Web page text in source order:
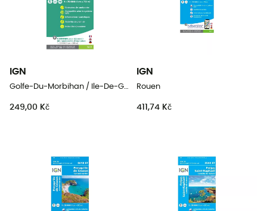
IGN
249,00 Kč
IGN
Rouen
411,74 Kč